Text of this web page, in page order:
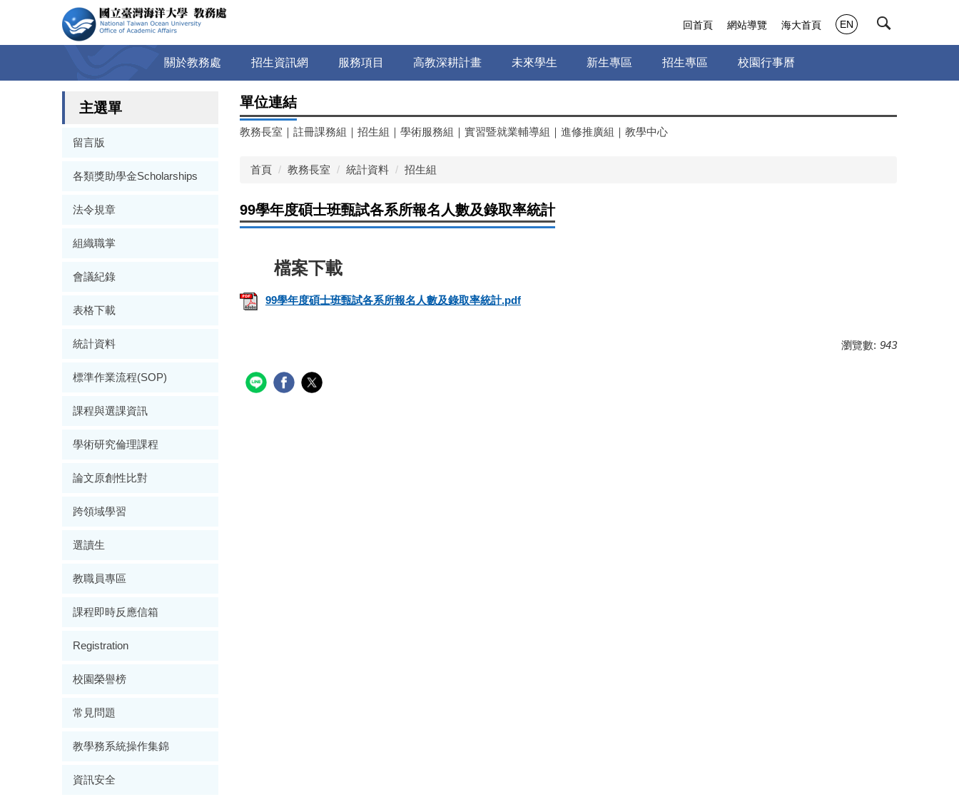
關於教務處 招生資訊網 服務項目 高教深耕計畫 未來學生 新生專區 招生專區 校園行事曆
回首頁 網站導覽 海大首頁 EN
主選單
留言版
各類獎助學金Scholarships
法令規章
組織職掌
會議紀錄
表格下載
統計資料
標準作業流程(SOP)
課程與選課資訊
學術研究倫理課程
論文原創性比對
跨領域學習
選讀生
教職員專區
課程即時反應信箱
Registration
校園榮譽榜
常見問題
教學務系統操作集錦
資訊安全
單位連結
教務長室 ｜ 註冊課務組 ｜ 招生組 ｜ 學術服務組 ｜ 實習暨就業輔導組 ｜ 進修推廣組 ｜ 教學中心
首頁 教務長室 統計資料 招生組
99學年度碩士班甄試各系所報名人數及錄取率統計
99學年度碩士班甄試各系所報名人數及錄取率統計.pdf
瀏覽數: 943